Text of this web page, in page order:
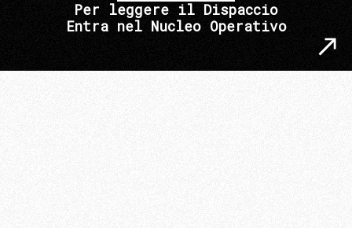
Per leggere il Dispaccio
Entra nel Nucleo Operativo